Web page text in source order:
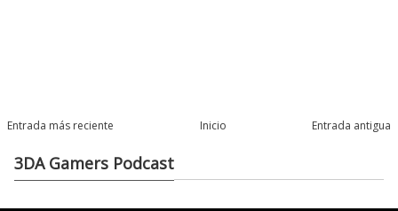
Entrada más reciente Entrada antigua
Inicio
3DA Gamers Podcast